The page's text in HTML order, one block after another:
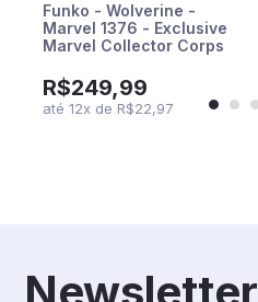
Funko - Wolverine -
Marvel 1376 - Exclusive
Marvel Collector Corps
R$249,99
até 12xde R$22,97